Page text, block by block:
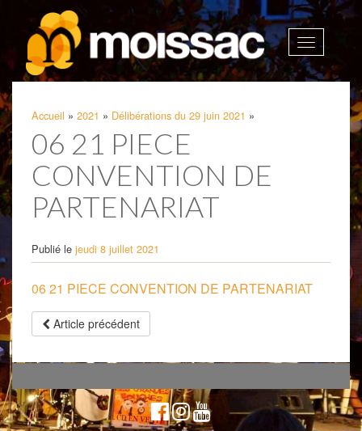
Afficher
la
Accueil » 2021 » Délibérations du 29 juin 2021 »
06 21 PIECE
CONVENTION DE
PARTENARIAT
Publié le jeudi 8 juillet 2021
06 21 PIECE CONVENTION DE PARTENARIAT
Article précédent